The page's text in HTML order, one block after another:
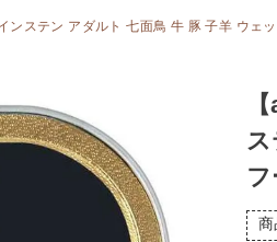
ンステン アダルト 七面鳥 牛 豚 子羊 ウェ